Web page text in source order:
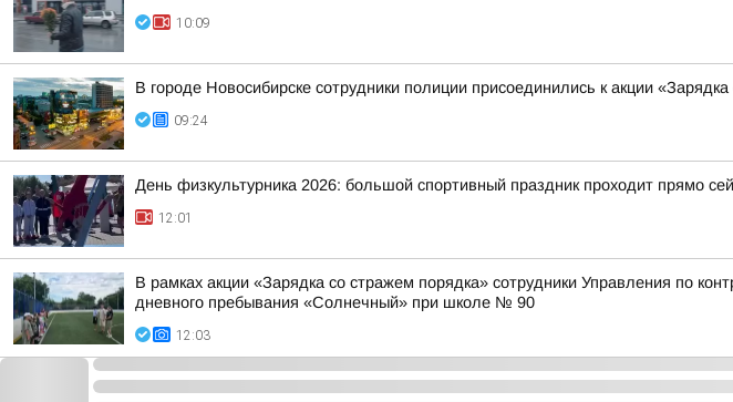
10:09
В городе Новосибирске сотрудники полиции присоединились к акции
09:24
День физкультурника 2026: большой спортивный праздник проходит прямо
12:01
В рамках акции «Зарядка со стражем порядка» сотрудники Управления по
дневного пребывания «Солнечный» при школе № 90
12:03